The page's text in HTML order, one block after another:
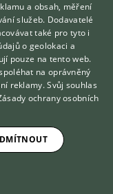
Přihlásit se
kamaráda?
poradí
ONLINE
S
VETERINÁŘEM
a obsah, měření
služeb. Dodavatelé
také pro tyto i
o geolokaci a
pouze na tento web.
na oprávněný
reklamy. Svůj souhlas
ochrany osobních